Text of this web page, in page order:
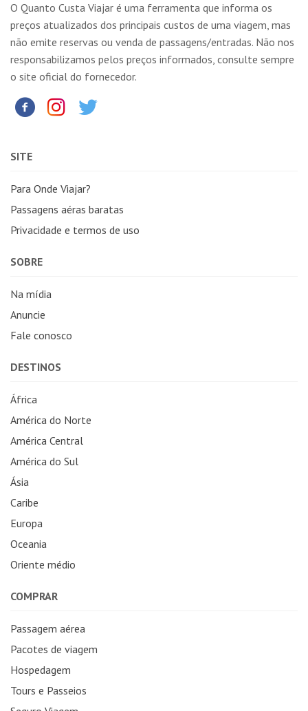
O Quanto Custa Viajar é uma ferramenta que informa os
preços atualizados dos principais custos de uma viagem, mas
não emite reservas ou venda de passagens/entradas. Não nos
responsabilizamos pelos preços informados, consulte sempre
o site oficial do fornecedor.
SITE
Para Onde Viajar?
Passagens aéras baratas
Privacidade e termos de uso
SOBRE
Na mídia
Anuncie
Fale conosco
DESTINOS
África
América do Norte
América Central
América do Sul
Ásia
Caribe
Europa
Oceania
Oriente médio
COMPRAR
Passagem aérea
Pacotes de viagem
Hospedagem
Tours e Passeios